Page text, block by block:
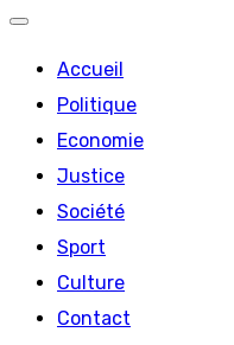
Accueil
Politique
Economie
Justice
Société
Sport
Culture
Contact